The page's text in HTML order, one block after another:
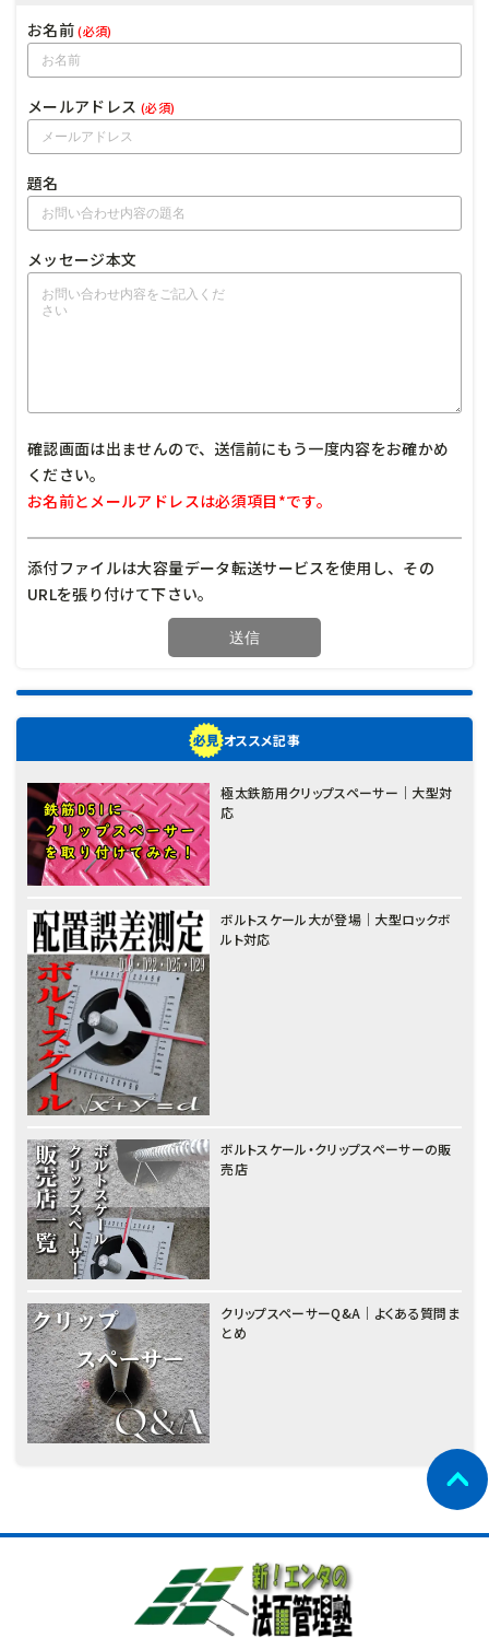
お名前(必須)
メールアドレス (必須)
題名
メッセージ本文
確認画面は出ませんので、送信前にもう一度内容をお確かめ
ください。
お名前とメールアドレスは必須項目*です。
添付ファイルは大容量データ転送サービスを使用し、その
URLを張り付けて下さい。
オススメ記事
極太鉄筋用クリップスペーサー｜大型対
応
ボルトスケール大が登場｜大型ロックボ
ルト対応
ボルトスケール・クリップスペーサーの販
売店
クリップスペーサーQ&A｜よくある質問ま
とめ